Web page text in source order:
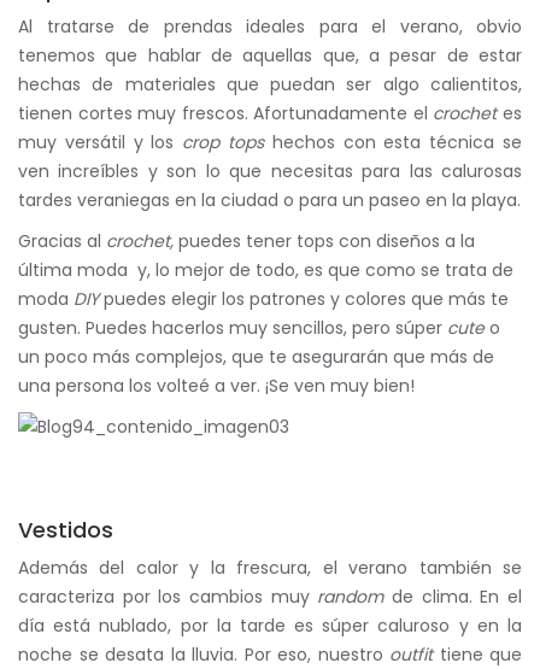
Al tratarse de prendas ideales para el verano, obvio
tenemos que hablar de aquellas que, a pesar de estar
hechas de materiales que puedan ser algo calientitos,
tienen cortes muy frescos. Afortunadamente el crochetes
muy versátil y los crop tops hechos con esta técnica se
ven increíbles y son lo que necesitas para las calurosas
tardes veraniegas en la ciudad o para un paseo en la playa.
Gracias al crochet, puedes tener tops con diseños a la
última moda y, lo mejor de todo, es que como se trata de
moda DIYpuedes elegir los patrones y colores que más te
gusten. Puedes hacerlos muy sencillos, pero súper cuteo
un poco más complejos, que te asegurarán que más de
una persona los volteé a ver. ¡Se ven muy bien!
Vestidos
Además del calor y la frescura, el verano también se
caracteriza por los cambios muy randomde clima. En el
día está nublado, por la tarde es súper caluroso y en la
noche se desata la lluvia. Por eso, nuestro outfit tiene que